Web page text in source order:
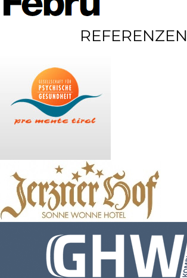
REFERENZEN